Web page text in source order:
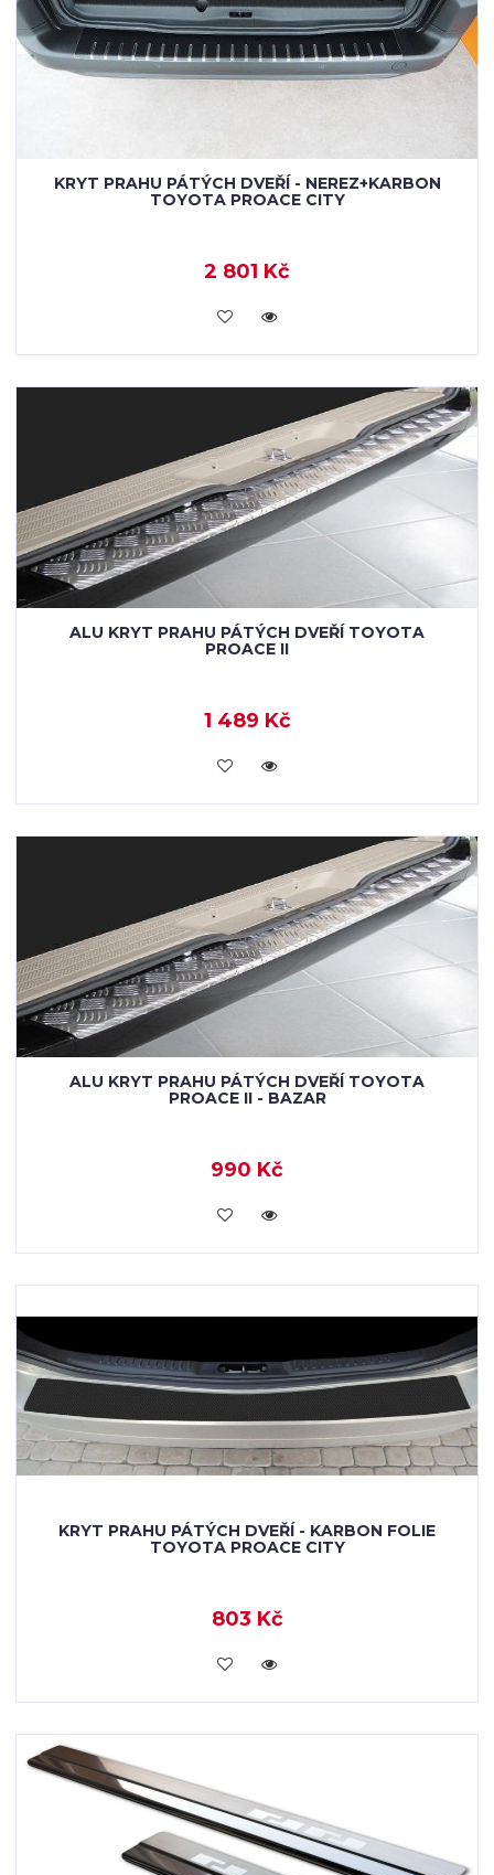
KRYT PRAHU PÁTÝCH DVEŘÍ - NEREZ+KARBON
TOYOTA PROACE CITY
2 801 Kč
KOUPIT
ALU KRYT PRAHU PÁTÝCH DVEŘÍ TOYOTA
PROACE II
1 489 Kč
KOUPIT
ALU KRYT PRAHU PÁTÝCH DVEŘÍ TOYOTA
PROACE II - BAZAR
990 Kč
KOUPIT
KRYT PRAHU PÁTÝCH DVEŘÍ - KARBON FOLIE
TOYOTA PROACE CITY
803 Kč
KOUPIT